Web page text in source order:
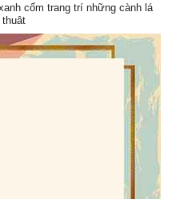
cốm trang trí những cành lá
thuật